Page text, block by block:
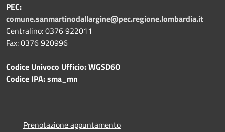
PEC:
comune.sanmartinodallargine@pec.regione.lombardia.it
Centralino: 0376 922011
Fax: 0376 920996
Codice Univoco Ufficio: WGSD6O
Codice IPA: sma_mn
Prenotazione appuntamento